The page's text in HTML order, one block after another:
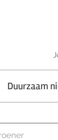
Duurzaam